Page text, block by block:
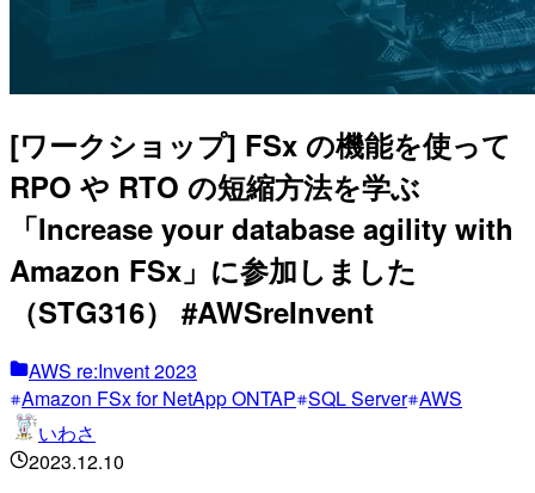
[ワークショップ] FSx の機能を使って
RPO や RTO の短縮方法を学ぶ
「Increase your database agility with
Amazon FSx」に参加しました
（STG316） #AWSreInvent
AWS re:Invent 2023
Amazon FSx for NetApp ONTAP SQL Server AWS
いわさ
2023.12.10